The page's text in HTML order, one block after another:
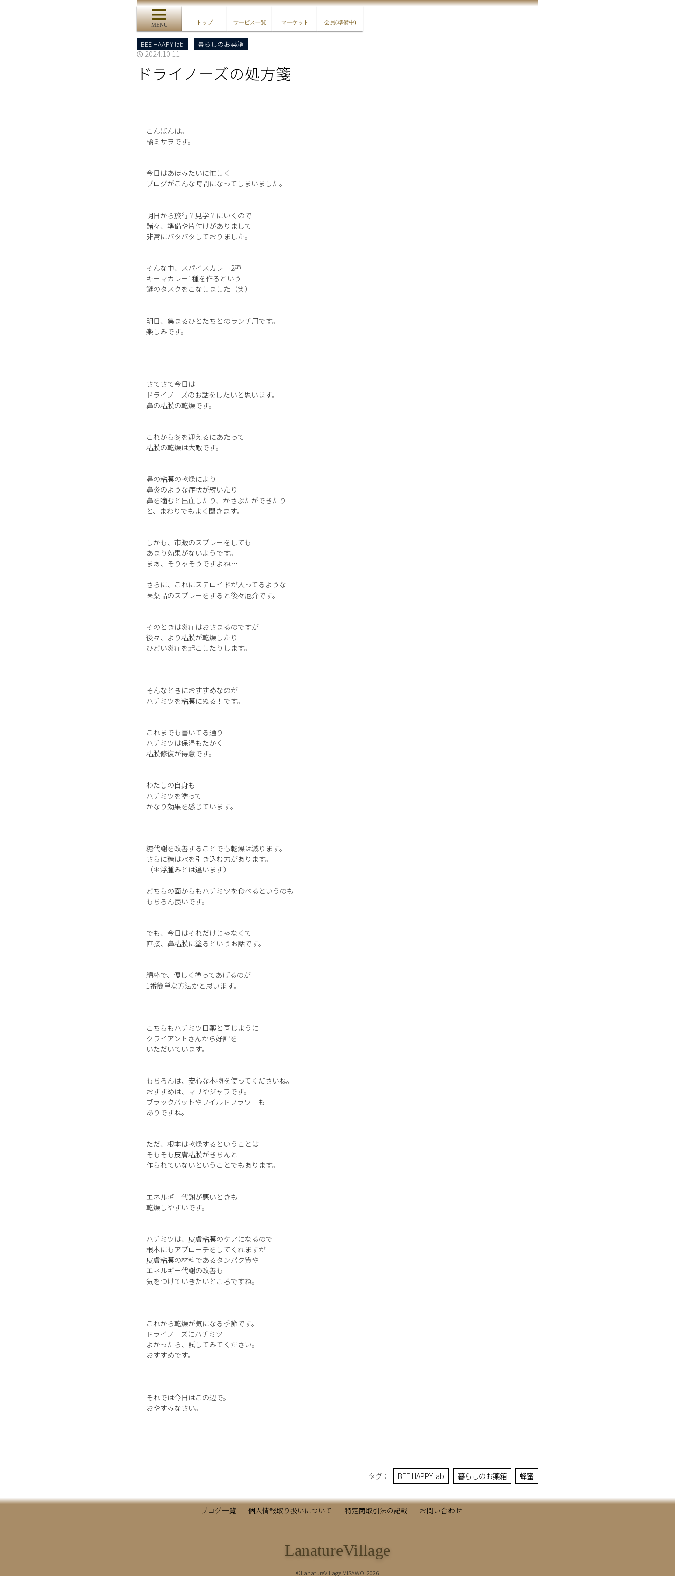
MENU トップ サービス一覧 マーケット 会員(準備中)
BEE HAAPY lab 暮らしのお薬箱
2024.10.11
ドライノーズの処方箋
こんばんは。
橘ミサヲです。
今日はあほみたいに忙しく
ブログがこんな時間になってしまいました。
明日から旅行？見学？にいくので
諸々、準備や片付けがありまして
非常にバタバタしておりました。
そんな中、スパイスカレー2種
キーマカレー1種を作るという
謎のタスクをこなしました（笑）
明日、集まるひとたちとのランチ用です。
楽しみです。
さてさて今日は
ドライノーズのお話をしたいと思います。
鼻の粘膜の乾燥です。
これから冬を迎えるにあたって
粘膜の乾燥は大敵です。
鼻の粘膜の乾燥により
鼻炎のような症状が続いたり
鼻を噛むと出血したり、かさぶたができたり
と、まわりでもよく聞きます。
しかも、市販のスプレーをしても
あまり効果がないようです。
まぁ、そりゃそうですよね…
さらに、これにステロイドが入ってるような
医薬品のスプレーをすると後々厄介です。
そのときは炎症はおさまるのですが
後々、より粘膜が乾燥したり
ひどい炎症を起こしたりします。
そんなときにおすすめなのが
ハチミツを粘膜にぬる！です。
これまでも書いてる通り
ハチミツは保湿もたかく
粘膜修復が得意です。
わたしの自身も
ハチミツを塗って
かなり効果を感じています。
糖代謝を改善することでも乾燥は減ります。
さらに糖は水を引き込む力があります。
（＊浮腫みとは違います）
どちらの面からもハチミツを食べるというのも
もちろん良いです。
でも、今日はそれだけじゃなくて
直接、鼻粘膜に塗るというお話です。
綿棒で、優しく塗ってあげるのが
1番簡単な方法かと思います。
こちらもハチミツ目薬と同じように
クライアントさんから好評を
いただいています。
もちろんは、安心な本物を使ってくださいね。
おすすめは、マリやジャラです。
ブラックバットやワイルドフラワーも
ありですね。
ただ、根本は乾燥するということは
そもそも皮膚粘膜がきちんと
作られていないということでもあります。
エネルギー代謝が悪いときも
乾燥しやすいです。
ハチミツは、皮膚粘膜のケアになるので
根本にもアプローチをしてくれますが
皮膚粘膜の材料であるタンパク質や
エネルギー代謝の改善も
気をつけていきたいところですね。
これから乾燥が気になる季節です。
ドライノーズにハチミツ
よかったら、試してみてください。
おすすめです。
それでは今日はこの辺で。
おやすみなさい。
タグ： BEE HAPPY lab 暮らしのお薬箱 蜂蜜
ブログ一覧 個人情報取り扱いについて 特定商取引法の記載 お問い合わせ
LanatureVillage
©LanatureVillage MISAWO .2026